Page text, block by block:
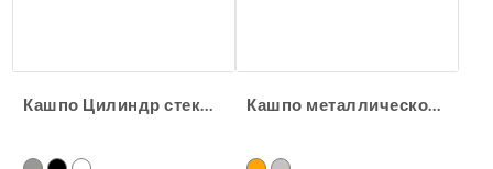
Кашпо Цилиндр стеклопластик Кашпо металлическое Цилиндр высокий